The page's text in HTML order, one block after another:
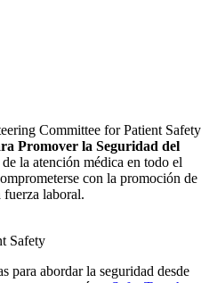
Committee for Patient Safety
Promover la Seguridad del
la atención médica en todo el
con la promoción de
fuerza laboral.
para abordar la seguridad desde